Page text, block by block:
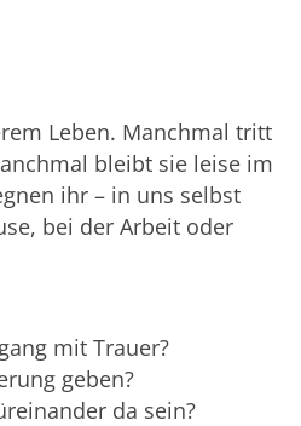
Leben. Manchmal tritt
bleibt sie leise im
ihr – in uns selbst
bei der Arbeit oder
mit Trauer?
geben?
da sein?